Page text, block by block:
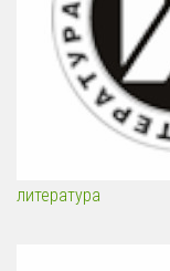
литература